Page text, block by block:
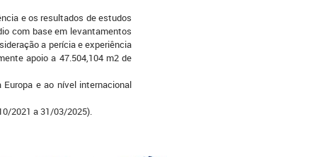
e os resultados de estudos
com base em levantamentos
a perícia e experiência
apoio a 47.504,104 m2 de
e ao nível internacional
2021 a 31/03/2025).